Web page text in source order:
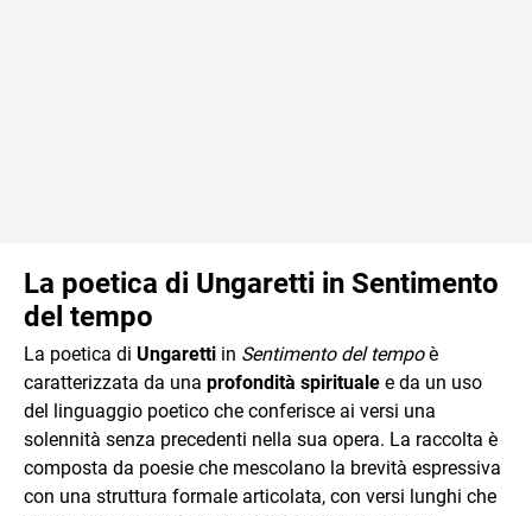
La poetica di Ungaretti in Sentimento
del tempo
La poetica di Ungaretti in Sentimento del tempoè
caratterizzata da una profondità spirituale e da un uso
del linguaggio poetico che conferisce ai versi una
solennità senza precedenti nella sua opera. La raccolta è
composta da poesie che mescolano la brevità espressiva
con una struttura formale articolata, con versi lunghi che